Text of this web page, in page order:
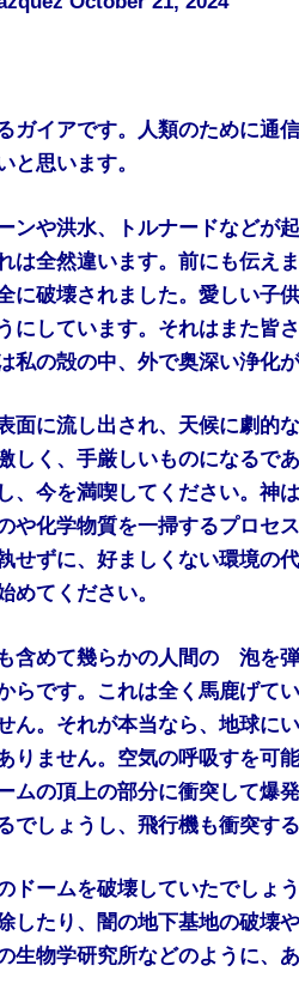
ガイアです。人類のために通
と思います。
ンや洪水、トルナードなどが
は全然違います。前にも伝え
に破壊されました。愛しい子
にしています。それはまた皆
私の殻の中、外で奥深い浄化
面に流し出され、天候に劇的
しく、手厳しいものになるで
、今を満喫してください。神
や化学物質を一掃するプロセ
せずに、好ましくない環境の
めてください。
含めて幾らかの人間の 泡を
らです。これは全く馬鹿げて
ん。それが本当なら、地球に
りません。空気の呼吸すを可
ムの頂上の部分に衝突して爆
でしょうし、飛行機も衝突する
ドームを破壊していたでしょ
したり、闇の地下基地の破壊
生物学研究所などのように、